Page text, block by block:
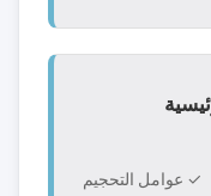
✓ عوامل التحجيم